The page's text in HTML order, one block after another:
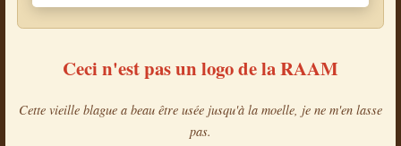
Ceci n'est pas un logo de la RAAM
Cette vieille blague a beau être usée jusqu'à la moelle, je ne m'en lasse
pas.